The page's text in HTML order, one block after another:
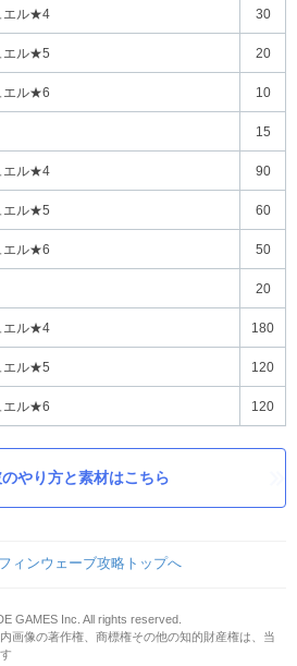
エル★4 30
エル★5 20
エル★6 10
15
エル★4 90
エル★5 60
エル★6 50
20
エル★4 180
エル★5 120
エル★6 120
やり方と素材はこちら
ィンウェーブ攻略トップへ
GAMES Inc. All rights reserved.
画像の著作権、商標権その他の知的財産権は、当